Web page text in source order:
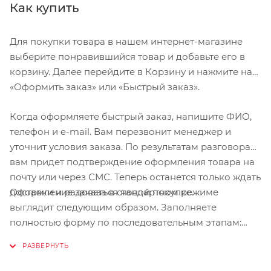
изгиб назад 8°, изгиб наверх 6°, подъём 10 мм, ø 31,8
Седло
Body Geometry «Henge Comp», полые Cr-Mo рамки,
143 мм
DT Swiss «Industry», стальные
Тормоза
Shimano «Deore BR-M615», дисковые,
гидравлические, пэды Ice Tech
Цепь
SRAM «PC 1031», 10 скоростей, PowerLink™
Шатуны
Как купить
Для покупки товара в нашем интернет-магазине
выберите понравившийся товар и добавьте его в
корзину. Далее перейдите в Корзину и нажмите на
«Оформить заказ» или «Быстрый заказ».
Когда оформляете быстрый заказ, напишите ФИО,
телефон и e-mail. Вам перезвонит менеджер и
уточнит условия заказа. По результатам разговора
вам придет подтверждение оформления товара на
почту или через СМС. Теперь останется только ждать
доставки и радоваться новой покупке.
Оформление заказа в стандартном режиме
выглядит следующим образом. Заполняете
полностью форму по последовательным этапам: